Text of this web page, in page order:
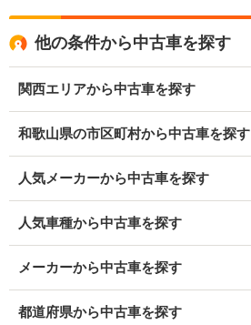
他の条件から中古車を探す
関西エリアから中古車を探す
和歌山県の市区町村から中古車を探す
人気メーカーから中古車を探す
人気車種から中古車を探す
メーカーから中古車を探す
都道府県から中古車を探す